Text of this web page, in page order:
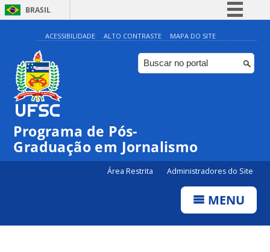
BRASIL
Simplifique!
Comunica BR
Participe
ACESSIBILIDADE ALTO CONTRASTE MAPA DO SITE
Programa de Pós-
Graduação em Jornalismo
Área Restrita Administradores do Site
MENU